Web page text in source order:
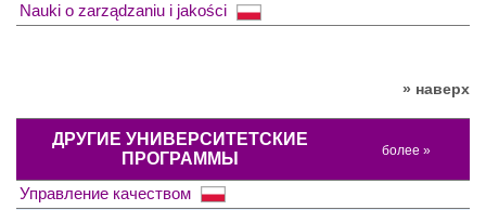
Nauki o zarządzaniu i jakości
» наверх
ДРУГИЕ УНИВЕРСИТЕТСКИЕ
ПРОГРАММЫ
более »
Управление качеством